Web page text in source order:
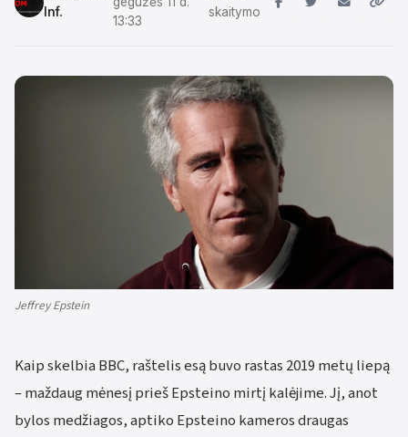
Inf.
13:33
skaitymo
Jeffrey Epstein
Kaip skelbia BBC, raštelis esą buvo rastas 2019 metų liepą
– maždaug mėnesį prieš Epsteino mirtį kalėjime. Jį, anot
bylos medžiagos, aptiko Epsteino kameros draugas